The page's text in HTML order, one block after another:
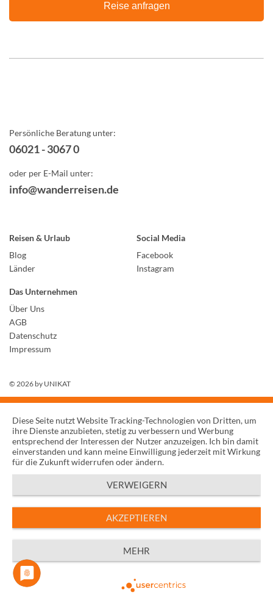
Reise anfragen
Persönliche Beratung unter:
06021 - 3067 0
oder per E-Mail unter:
info@wanderreisen.de
Reisen & Urlaub
Blog
Länder
Social Media
Facebook
Instagram
Das Unternehmen
Über Uns
AGB
Datenschutz
Impressum
© 2026 by UNIKAT
Diese Seite nutzt Website Tracking-Technologien von Dritten, um
ihre Dienste anzubieten, stetig zu verbessern und Werbung
entsprechend der Interessen der Nutzer anzuzeigen. Ich bin damit
einverstanden und kann meine Einwilligung jederzeit mit Wirkung
für die Zukunft widerrufen oder ändern.
VERWEIGERN
AKZEPTIEREN
MEHR